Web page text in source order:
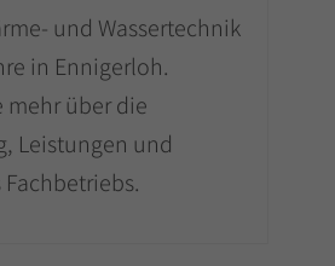
und Wassertechnik
in Ennigerloh.
mehr über die
Leistungen und